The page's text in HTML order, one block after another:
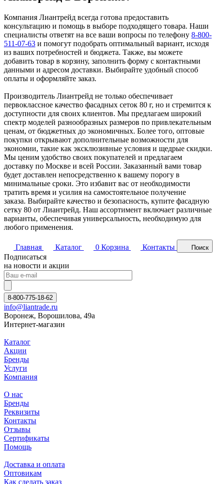
Компания Лиантрейд всегда готова предоставить
консультацию и помощь в выборе подходящего товара. Наши
специалисты ответят на все ваши вопросы по телефону 8-800-
511-07-63 и помогут подобрать оптимальный вариант, исходя
из ваших потребностей и бюджета. Также, вы можете
добавить товар в корзину, заполнить форму с контактными
данными и адресом доставки. Выбирайте удобный способ
оплаты и оформляйте заказ.
Производитель Лиантрейд не только обеспечивает
первоклассное качество фасадных сеток 80 г, но и стремится к
доступности для своих клиентов. Мы предлагаем широкий
спектр моделей разнообразных размеров по привлекательным
ценам, от бюджетных до экономичных. Более того, оптовые
покупки открывают дополнительные возможности для
экономии, такие как эксклюзивные условия и щедрые скидки.
Мы ценим удобство своих покупателей и предлагаем
доставку по Москве и всей России. Заказанный вами товар
будет доставлен непосредственно к вашему порогу в
минимальные сроки. Это избавит вас от необходимости
тратить время и усилия на самостоятельное получение
заказа. Выбирайте качество и безопасность, купите фасадную
сетку 80 от Лиантрейд. Наш ассортимент включает различные
варианты, обеспечивая универсальность, необходимую для
любого применения.
Главная Каталог 0 Корзина Контакты Поиск
Подписаться
на новости и акции
8-800-775-18-62
info@liantrade.ru
Воронеж, Ворошилова, 49а
Интернет-магазин
Каталог
Акции
Бренды
Услуги
Компания
О нас
Бренды
Реквизиты
Контакты
Отзывы
Сертификаты
Помощь
Доставка и оплата
Оптовикам
Как сделать заказ